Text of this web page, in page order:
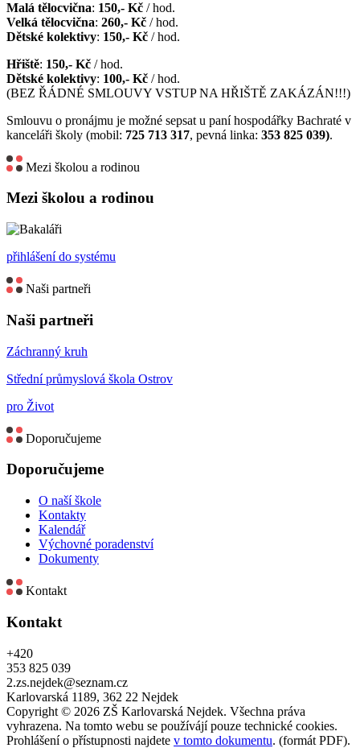
Malá tělocvična: 150,- Kč / hod.
Velká tělocvična: 260,- Kč / hod.
Dětské kolektivy: 150,- Kč / hod.
Hřiště: 150,- Kč / hod.
Dětské kolektivy: 100,- Kč / hod.
(BEZ ŘÁDNÉ SMLOUVY VSTUP NA HŘIŠTĚ ZAKÁZÁN!!!)
Smlouvu o pronájmu je možné sepsat u paní hospodářky Bachraté v
kanceláři školy (mobil: 725 713 317, pevná linka: 353 825 039).
Mezi školou a rodinou
Mezi školou a rodinou
přihlášení do systému
Naši partneři
Naši partneři
Záchranný kruh
Střední průmyslová škola Ostrov
pro Život
Doporučujeme
Doporučujeme
O naší škole
Kontakty
Kalendář
Výchovné poradenství
Dokumenty
Kontakt
Kontakt
+420
353 825 039
2.zs.nejdek@seznam.cz
Karlovarská 1189, 362 22 Nejdek
Copyright © 2026 ZŠ Karlovarská Nejdek. Všechna práva
vyhrazena. Na tomto webu se používájí pouze technické cookies.
Prohlášení o přístupnosti najdete v tomto dokumentu. (formát PDF).